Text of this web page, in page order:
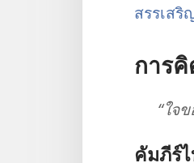
สรรเสริ
การคิ
“ใจข
คัมภีร์